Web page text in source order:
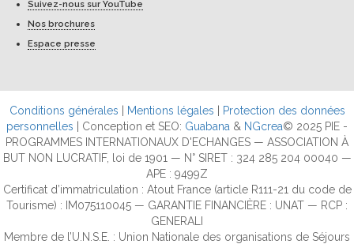
Suivez-nous sur YouTube
Nos brochures
Espace presse
Conditions générales Mentions légales
Protection des données
personnelles | Conception et SEO: Guabana & NGcrea© 2025 PIE -
PROGRAMMES INTERNATIONAUX D'ECHANGES — ASSOCIATION À
BUT NON LUCRATIF, loi de 1901 — N° SIRET : 324 285 204 00040 —
APE : 9499Z
Certificat d’immatriculation : Atout France (article R111-21 du code de
Tourisme) : IM075110045 — GARANTIE FINANCIÈRE : UNAT — RCP :
GENERALI
Membre de l’U.N.S.E. : Union Nationale des organisations de Séjours